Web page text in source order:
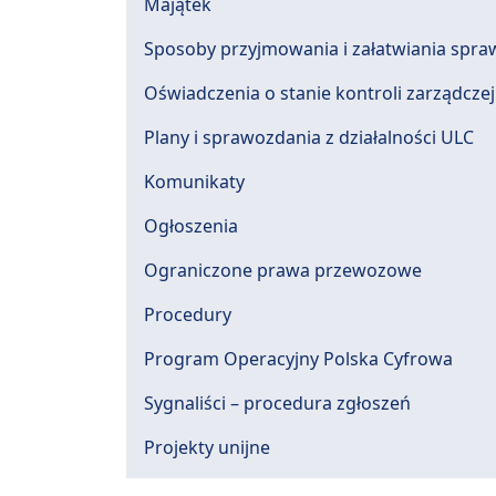
Sposoby przyjmowania i załatwiania
Oświadczenia o stanie kontroli zarządczej
Plany i sprawozdania z działalności ULC
Komunikaty
Ogłoszenia
Ograniczone prawa przewozowe
Procedury
Program Operacyjny Polska Cyfrowa
Sygnaliści – procedura zgłoszeń
Projekty unijne